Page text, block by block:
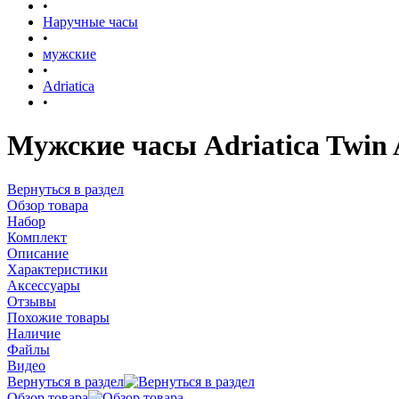
•
Наручные часы
•
мужские
•
Adriatica
•
Мужские часы Adriatica Twin
Вернуться в раздел
Обзор товара
Набор
Комплект
Описание
Характеристики
Аксессуары
Отзывы
Похожие товары
Наличие
Файлы
Видео
Вернуться в раздел